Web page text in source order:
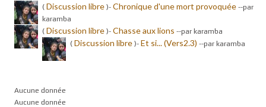
( Discussion libre )- Chronique d'une mort provoquée --par
karamba
( Discussion libre )- Chasse aux lions --par karamba
( Discussion libre )- Et si... (Vers2.3) --par karamba
Aucune donnée
Aucune donnée